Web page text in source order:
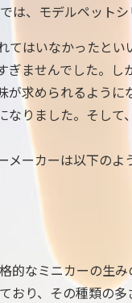
は、モデルペット
はいなかったと
ぎませんでした。
が求められるよう
なりました。そして
ーカーは以下のよ
的なミニカーの生み
おり、その種類の